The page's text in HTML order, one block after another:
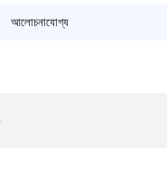
আলোচনাযোগ্য